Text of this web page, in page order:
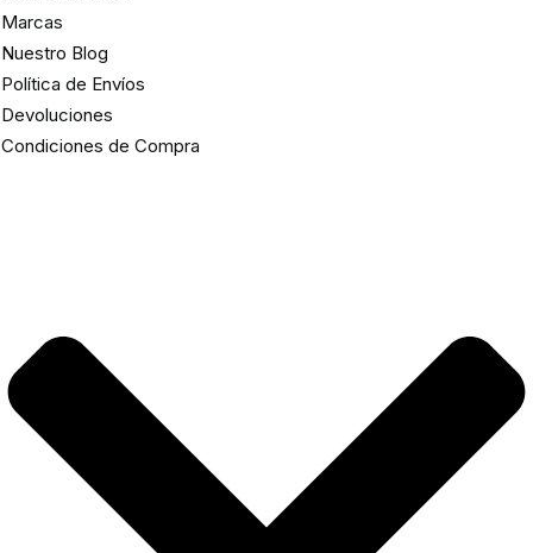
Marcas
Nuestro Blog
Política de Envíos
Devoluciones
Condiciones de Compra